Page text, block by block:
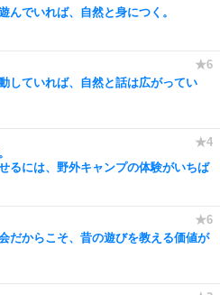
んでいれば、自然と身につく。
していれば、自然と話は広がってい
るには、野外キャンプの体験がいちば
だからこそ、昔の遊びを教える価値が